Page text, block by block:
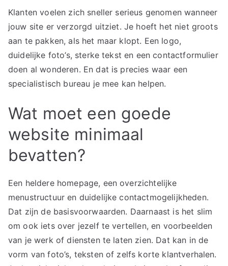
Klanten voelen zich sneller serieus genomen wanneer
jouw site er verzorgd uitziet. Je hoeft het niet groots
aan te pakken, als het maar klopt. Een logo,
duidelijke foto’s, sterke tekst en een contactformulier
doen al wonderen. En dat is precies waar een
specialistisch bureau je mee kan helpen.
Wat moet een goede
website minimaal
bevatten?
Een heldere homepage, een overzichtelijke
menustructuur en duidelijke contactmogelijkheden.
Dat zijn de basisvoorwaarden. Daarnaast is het slim
om ook iets over jezelf te vertellen, en voorbeelden
van je werk of diensten te laten zien. Dat kan in de
vorm van foto’s, teksten of zelfs korte klantverhalen.